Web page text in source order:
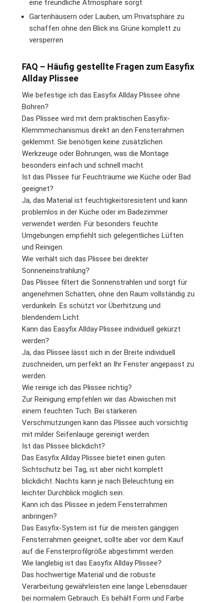
eine freundliche Atmosphäre sorgt
Gartenhäusern oder Lauben, um Privatsphäre zu
schaffen ohne den Blick ins Grüne komplett zu
versperren
FAQ – Häufig gestellte Fragen zum Easyfix
Allday Plissee
Wie befestige ich das Easyfix Allday Plissee ohne
Bohren?
Das Plissee wird mit dem praktischen Easyfix-
Klemmmechanismus direkt an den Fensterrahmen
geklemmt. Sie benötigen keine zusätzlichen
Werkzeuge oder Bohrungen, was die Montage
besonders einfach und schnell macht.
Ist das Plissee für Feuchträume wie Küche oder Bad
geeignet?
Ja, das Material ist feuchtigkeitsresistent und kann
problemlos in der Küche oder im Badezimmer
verwendet werden. Für besonders feuchte
Umgebungen empfiehlt sich gelegentliches Lüften
und Reinigen.
Wie verhält sich das Plissee bei direkter
Sonneneinstrahlung?
Das Plissee filtert die Sonnenstrahlen und sorgt für
angenehmen Schatten, ohne den Raum vollständig zu
verdunkeln. Es schützt vor Überhitzung und
blendendem Licht.
Kann das Easyfix Allday Plissee individuell gekürzt
werden?
Ja, das Plissee lässt sich in der Breite individuell
zuschneiden, um perfekt an Ihr Fenster angepasst zu
werden.
Wie reinige ich das Plissee richtig?
Zur Reinigung empfehlen wir das Abwischen mit
einem feuchten Tuch. Bei stärkeren
Verschmutzungen kann das Plissee auch vorsichtig
mit milder Seifenlauge gereinigt werden.
Ist das Plissee blickdicht?
Das Easyfix Allday Plissee bietet einen guten
Sichtschutz bei Tag, ist aber nicht komplett
blickdicht. Nachts kann je nach Beleuchtung ein
leichter Durchblick möglich sein.
Kann ich das Plissee in jedem Fensterrahmen
anbringen?
Das Easyfix-System ist für die meisten gängigen
Fensterrahmen geeignet, sollte aber vor dem Kauf
auf die Fensterprofilgröße abgestimmt werden.
Wie langlebig ist das Easyfix Allday Plissee?
Das hochwertige Material und die robuste
Verarbeitung gewährleisten eine lange Lebensdauer
bei normalem Gebrauch. Es behält Form und Farbe